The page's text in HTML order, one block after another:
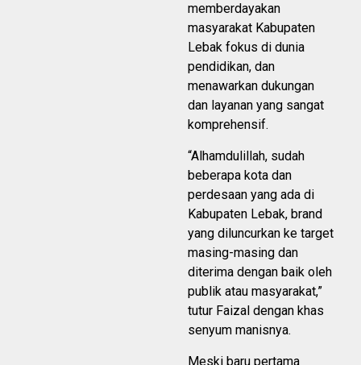
memberdayakan
masyarakat Kabupaten
Lebak fokus di dunia
pendidikan, dan
menawarkan dukungan
dan layanan yang sangat
komprehensif.
“Alhamdulillah, sudah
beberapa kota dan
perdesaan yang ada di
Kabupaten Lebak, brand
yang diluncurkan ke target
masing-masing dan
diterima dengan baik oleh
publik atau masyarakat,”
tutur Faizal dengan khas
senyum manisnya.
Meski baru pertama